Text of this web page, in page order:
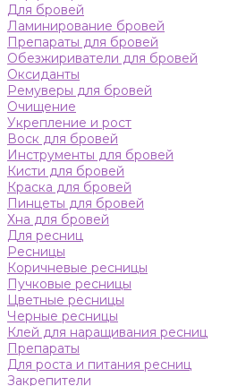
Для бровей
Ламинирование бровей
Препараты для бровей
Обезжириватели для бровей
Оксиданты
Ремуверы для бровей
Очищение
Укрепление и рост
Воск для бровей
Инструменты для бровей
Кисти для бровей
Краска для бровей
Пинцеты для бровей
Хна для бровей
Для ресниц
Ресницы
Коричневые ресницы
Пучковые ресницы
Цветные ресницы
Черные ресницы
Клей для наращивания ресниц
Препараты
Для роста и питания ресниц
Закрепители